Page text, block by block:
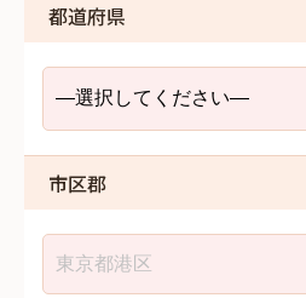
都道府県
市区郡